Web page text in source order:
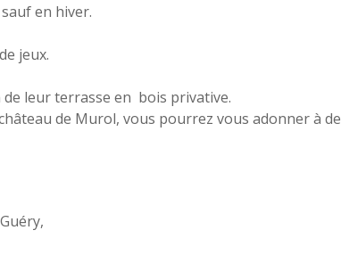
en hiver.
jeux.
de leur terrasse en bois privative.
de Murol, vous pourrez vous adonner à de